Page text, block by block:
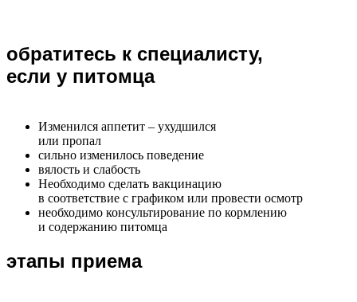
обратитесь к специалисту,
если у питомца
Изменился аппетит – ухудшился
или пропал
сильно изменилось поведение
вялость и слабость
Необходимо сделать вакцинацию
в соответствие с графиком или провести осмотр
необходимо консультирование по кормлению
и содержанию питомца
этапы приема